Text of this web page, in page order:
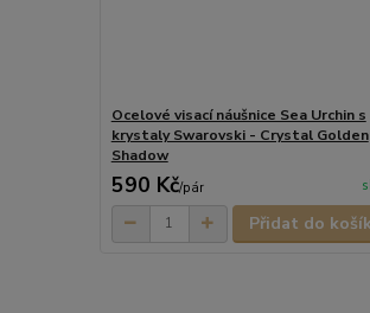
Ocelové visací náušnice Sea Urchin s
krystaly Swarovski - Crystal Golden
Shadow
590 Kč/pár
Přidat do